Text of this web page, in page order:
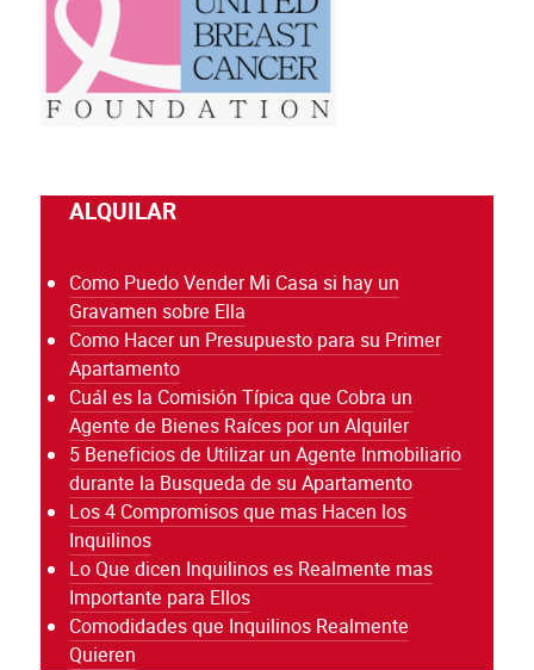
ALQUILAR
Como Puedo Vender Mi Casa si hay un
Gravamen sobre Ella
Como Hacer un Presupuesto para su Primer
Apartamento
Cuál es la Comisión Típica que Cobra un
Agente de Bienes Raíces por un Alquiler
5 Beneficios de Utilizar un Agente Inmobiliario
durante la Busqueda de su Apartamento
Los 4 Compromisos que mas Hacen los
Inquilinos
Lo Que dicen Inquilinos es Realmente mas
Importante para Ellos
Comodidades que Inquilinos Realmente
Quieren